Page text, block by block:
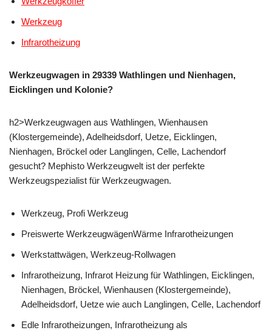
Werkzeug
Infrarotheizung
Werkzeugwagen in 29339 Wathlingen und Nienhagen,
Eicklingen und Kolonie?
h2>Werkzeugwagen aus Wathlingen, Wienhausen
(Klostergemeinde), Adelheidsdorf, Uetze, Eicklingen,
Nienhagen, Bröckel oder Langlingen, Celle, Lachendorf
gesucht? Mephisto Werkzeugwelt ist der perfekte
Werkzeugspezialist für Werkzeugwagen.
Werkzeug, Profi Werkzeug
Preiswerte WerkzeugwägenWärme Infrarotheizungen
Werkstattwägen, Werkzeug-Rollwagen
Infrarotheizung, Infrarot Heizung für Wathlingen, Eicklingen,
Nienhagen, Bröckel, Wienhausen (Klostergemeinde),
Adelheidsdorf, Uetze wie auch Langlingen, Celle, Lachendorf
Edle Infrarotheizungen, Infrarotheizung als